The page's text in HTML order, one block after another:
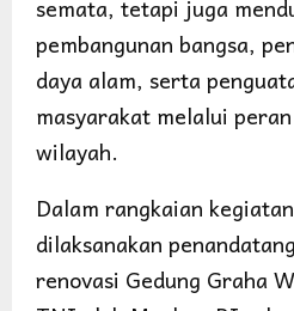
semata, tetapi juga
pembangunan bangsa,
daya alam, serta
masyarakat melalui
wilayah.
Dalam rangkaian
dilaksanakan
renovasi Gedung Graha